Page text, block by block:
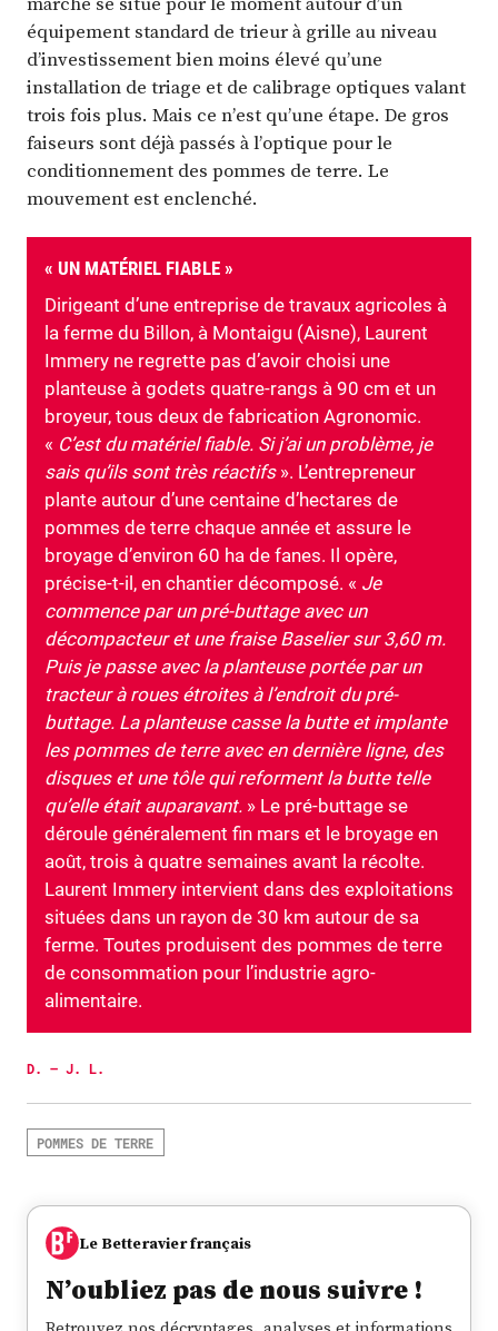
équipement standard de trieur à grille au niveau
d’investissement bien moins élevé qu’une
installation de triage et de calibrage optiques valant
trois fois plus. Mais ce n’est qu’une étape. De gros
faiseurs sont déjà passés à l’optique pour le
conditionnement des pommes de terre. Le
mouvement est enclenché.
« UN MATÉRIEL FIABLE »
Dirigeant d’une entreprise de travaux agricoles à
la ferme du Billon, à Montaigu (Aisne), Laurent
Immery ne regrette pas d’avoir choisi une
planteuse à godets quatre-rangs à 90 cm et un
broyeur, tous deux de fabrication Agronomic.
« C’est du matériel fiable. Si j’ai un problème, je
sais qu’ils sont très réactifs». L’entrepreneur
plante autour d’une centaine d’hectares de
pommes de terre chaque année et assure le
broyage d’environ 60 ha de fanes. Il opère,
précise-t-il, en chantier décomposé. « Je
commence par un pré-buttage avec un
décompacteur et une fraise Baselier sur 3,60 m.
Puis je passe avec la planteuse portée par un
tracteur à roues étroites à l’endroit du pré-
buttage. La planteuse casse la butte et implante
les pommes de terre avec en dernière ligne, des
disques et une tôle qui reforment la butte telle
qu’elle était auparavant. » Le pré-buttage se
déroule généralement fin mars et le broyage en
août, trois à quatre semaines avant la récolte.
Laurent Immery intervient dans des exploitations
situées dans un rayon de 30 km autour de sa
ferme. Toutes produisent des pommes de terre
de consommation pour l’industrie agro-
alimentaire.
D. – J. L.
POMMES DE TERRE
Le Betteravier français
N’oubliez pas de nous suivre !